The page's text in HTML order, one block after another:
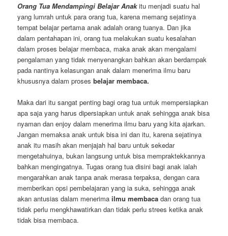
Orang Tua Mendampingi Belajar Anakitu menjadi suatu hal
yang lumrah untuk para orang tua, karena memang sejatinya
tempat belajar pertama anak adalah orang tuanya. Dan jika
dalam pentahapan ini, orang tua melakukan suatu kesalahan
dalam proses belajar membaca, maka anak akan mengalami
pengalaman yang tidak menyenangkan bahkan akan berdampak
pada nantinya kelasungan anak dalam menerima ilmu baru
khususnya dalam proses belajar membaca.
Maka dari itu sangat penting bagi orag tua untuk mempersiapkan
apa saja yang harus dipersiapkan untuk anak sehingga anak bisa
nyaman dan enjoy dalam menerima ilmu baru yang kita ajarkan.
Jangan memaksa anak untuk bisa ini dan itu, karena sejatinya
anak itu masih akan menjajah hal baru untuk sekedar
mengetahuinya, bukan langsung untuk bisa mempraktekkannya
bahkan mengingatnya. Tugas orang tua disini bagi anak ialah
mengarahkan anak tanpa anak merasa terpaksa, dengan cara
memberikan opsi pembelajaran yang ia suka, sehingga anak
akan antusias dalam menerimailmu membacadan orang tua
tidak perlu mengkhawatirkan dan tidak perlu strees ketika anak
tidak bisa membaca.